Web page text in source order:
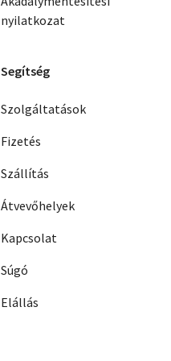
nyilatkozat
Segítség
Szolgáltatások
Fizetés
Szállítás
Átvevőhelyek
Kapcsolat
Súgó
Elállás